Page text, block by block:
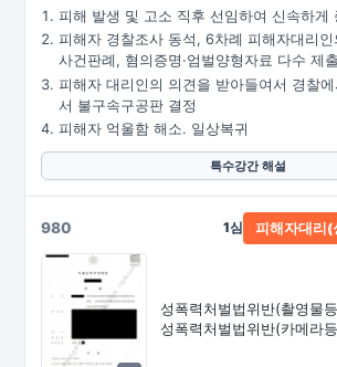
피해 발생 및 고소 직후 선임하여 신속하게
피해자 경찰조사 동석, 6차례 피해자대리
사건판례, 혐의증명·엄벌양형자료 다수 제출
피해자 대리인의 의견을 받아들여서 경찰
서 불구속구공판 결정
피해자 억울함 해소. 일상복귀
특수강간 해설
980
성폭력처벌법위반(촬영물
성폭력처벌법위반(카메라
1심 피해자대리(